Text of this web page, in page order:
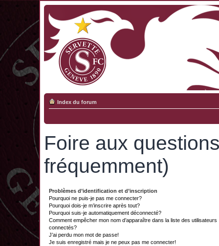
Index du forum
Foire aux
fréquemment)
Problèmes d’identification et d’inscription
Pourquoi ne puis-je pas me connecter?
Pourquoi dois-je m’inscrire après tout?
Pourquoi suis-je automatiquement déconnecté?
Comment empêcher mon nom d’apparaître dans la liste des utilisateurs
connectés?
J’ai perdu mon mot de passe!
Je suis enregistré mais je ne peux pas me connecter!